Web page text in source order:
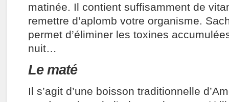
matinée. Il contient suffisamment de
remettre d’aplomb votre organisme.
permet d’éliminer les toxines
nuit…
Le maté
Il s’agit d’une boisson traditionnelle